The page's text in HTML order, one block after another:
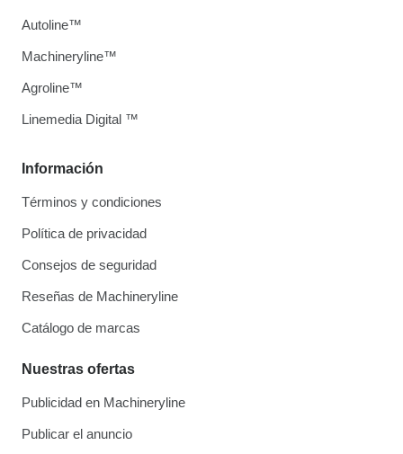
Información
Términos y condiciones
Política de privacidad
Consejos de seguridad
Reseñas de Machineryline
Catálogo de marcas
Nuestras ofertas
Publicidad en Machineryline
Publicar el anuncio
Autoline™
Machineryline™
Agroline™
Linemedia Digital ™